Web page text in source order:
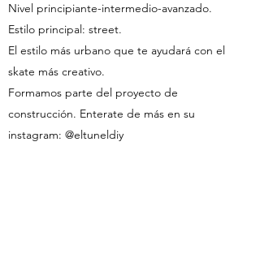
Nivel principiante-intermedio-avanzado.
Estilo principal: street.
El estilo más urbano que te ayudará con el
skate más creativo.
Formamos parte del proyecto de
construcción. Enterate de más en su
instagram: @eltuneldiy